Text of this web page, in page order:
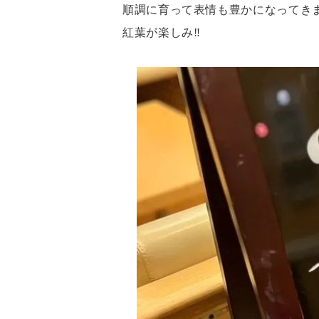
順調に育って表情も豊かになってき
紅葉が楽しみ‼